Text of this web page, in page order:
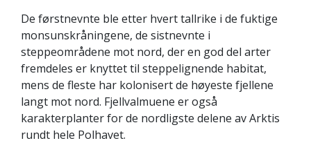
De førstnevnte ble etter hvert tallrike i de fuktige
monsunskråningene, de sistnevnte i
steppeområdene mot nord, der en god del arter
fremdeles er knyttet til steppelignende habitat,
mens de fleste har kolonisert de høyeste fjellene
langt mot nord. Fjellvalmuene er også
karakterplanter for de nordligste delene av Arktis
rundt hele Polhavet.